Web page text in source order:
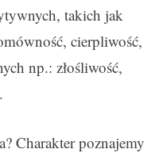
takich jak
cierpliwość,
np.: złośliwość,
Charakter poznajemy